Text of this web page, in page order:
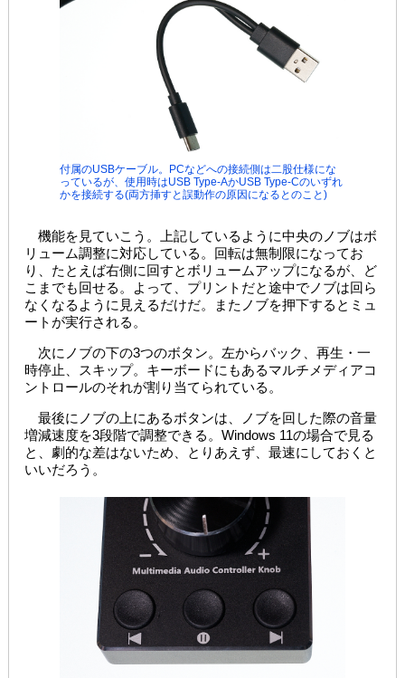
付属のUSBケーブル。PCなどへの接続側は二股仕様にな
っているが、使用時はUSB Type-AかUSB Type-Cのいずれ
かを接続する(両方挿すと誤動作の原因になるとのこと)
機能を見ていこう。上記しているように中央のノブはボ
リューム調整に対応している。回転は無制限になってお
り、たとえば右側に回すとボリュームアップになるが、ど
こまでも回せる。よって、プリントだと途中でノブは回ら
なくなるように見えるだけだ。またノブを押下するとミュ
ートが実行される。
次にノブの下の3つのボタン。左からバック、再生・一
時停止、スキップ。キーボードにもあるマルチメディアコ
ントロールのそれが割り当てられている。
最後にノブの上にあるボタンは、ノブを回した際の音量
増減速度を3段階で調整できる。Windows 11の場合で見る
と、劇的な差はないため、とりあえず、最速にしておくと
いいだろう。